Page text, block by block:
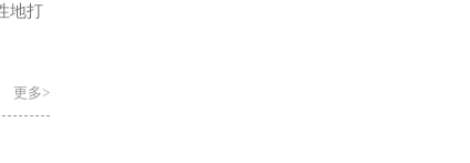
地打
更多>